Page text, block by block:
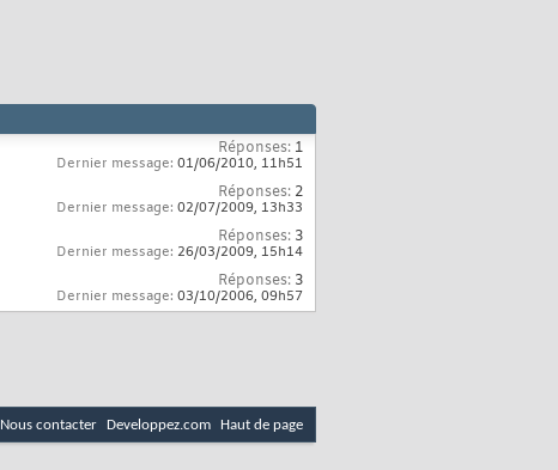
Réponses: 1
Dernier message: 01/06/2010, 11h51
Réponses: 2
Dernier message: 02/07/2009, 13h33
Réponses: 3
Dernier message: 26/03/2009, 15h14
Réponses: 3
Dernier message: 03/10/2006, 09h57
Nous contacter Developpez.com Haut de page